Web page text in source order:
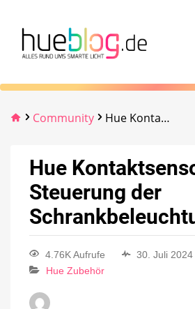
Community Hue Kontaktsensor zur Steuerung der Schrankbeleuchtung
Hue
Steuerung der
4.76K Aufrufe
30. Juli 2024
Hue Zubehör